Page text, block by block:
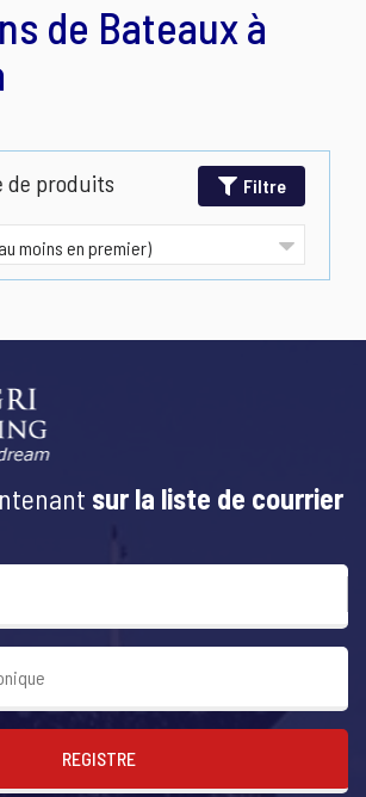
de Bateaux à
de produits Filtre
sur la liste de courrier
REGISTRE